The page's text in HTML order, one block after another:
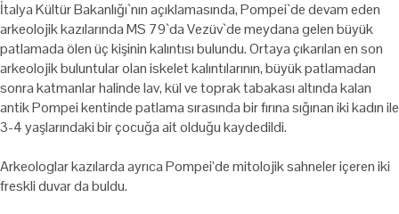
İtalya Kültür Bakanlığı`nın açıklamasında, Pompei`de devam eden
arkeolojik kazılarında MS 79`da Vezüv`de meydana gelen büyük
patlamada ölen üç kişinin kalıntısı bulundu. Ortaya çıkarılan en son
arkeolojik buluntular olan iskelet kalıntılarının, büyük patlamadan
sonra katmanlar halinde lav, kül ve toprak tabakası altında kalan
antik Pompei kentinde patlama sırasında bir fırına sığınan iki kadın ile
3-4 yaşlarındaki bir çocuğa ait olduğu kaydedildi.
Arkeologlar kazılarda ayrıca Pompei’de mitolojik sahneler içeren iki
freskli duvar da buldu.